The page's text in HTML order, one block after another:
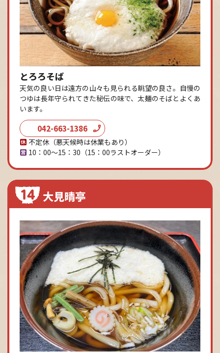
とろろそば
天気の良い日は遠方の山々も見られる眺望の良さ。自慢の
つゆは長年守られてきた秘伝の味で、太麺のそばとよくあ
います。
042-663-1386
不定休（悪天候時は休業もあり）
10：00～15：30（15：00ラストオーダー）
大見晴亭